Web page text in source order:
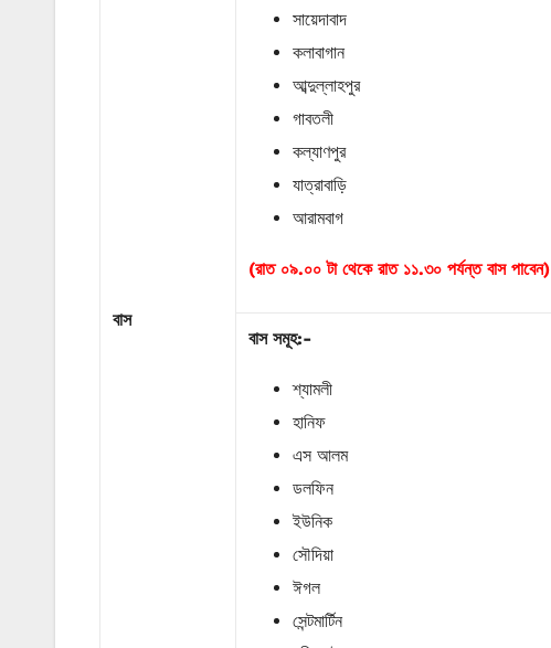
বাস
সায়েদাবাদ
কলাবাগান
আব্দুল্লাহপুর
গাবতলী
কল্যাণপুর
যাত্রাবাড়ি
আরামবাগ
(রাত ০৯.০০ টা থেকে রাত ১১.৩০ পর্যন্ত বাস পাবেন)
বাস সমূহ:-
শ্যামলী
হানিফ
এস আলম
ডলফিন
ইউনিক
সৌদিয়া
ঈগল
সেন্টমার্টিন